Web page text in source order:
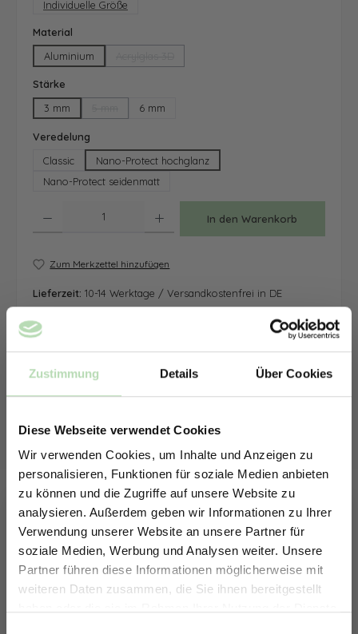
Zustimmung Details Über Cookies
Diese Webseite verwendet Cookies
Wir verwenden Cookies, um Inhalte und Anzeigen zu
personalisieren, Funktionen für soziale Medien anbieten
zu können und die Zugriffe auf unsere Website zu
analysieren. Außerdem geben wir Informationen zu Ihrer
Verwendung unserer Website an unsere Partner für
soziale Medien, Werbung und Analysen weiter. Unsere
Partner führen diese Informationen möglicherweise mit
weiteren Daten zusammen, die Sie ihnen bereitgestellt
Individuelle Größe
Material
Aluminium
Stärke
3 mm
(Diese Option ist zurzeit nicht verfügbar.)
6 mm
Veredelung
Classic
Nano-Protect hochglanz
Nano-Protect seidenmatt
In den Warenkorb
Zum Merkzettel hinzufügen
Lieferzeit: 10-14 Werktage / Versandkostenfrei in DE
ERHALTE 5% RABATT AUF
DEINE RÜCKWÄNDE